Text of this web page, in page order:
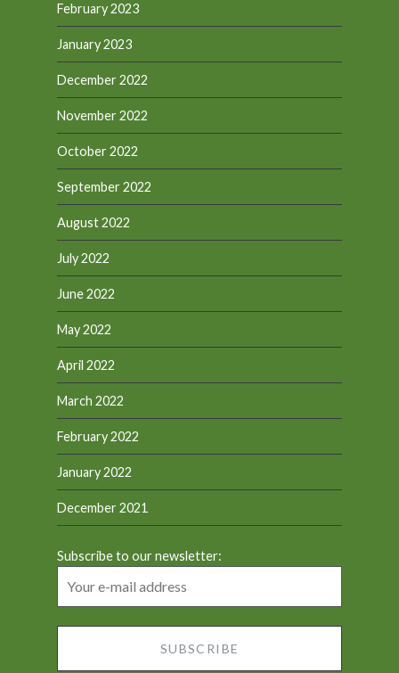
February 2023
January 2023
December 2022
November 2022
October 2022
September 2022
August 2022
July 2022
June 2022
May 2022
April 2022
March 2022
February 2022
January 2022
December 2021
Subscribe to our newsletter: